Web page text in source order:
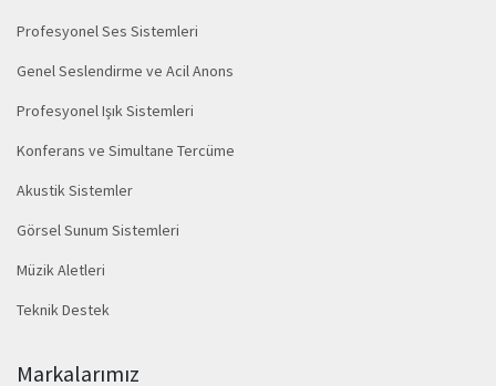
Profesyonel Ses Sistemleri
Genel Seslendirme ve Acil Anons
Profesyonel Işık Sistemleri
Konferans ve Simultane Tercüme
Akustik Sistemler
Görsel Sunum Sistemleri
Müzik Aletleri
Teknik Destek
Markalarımız